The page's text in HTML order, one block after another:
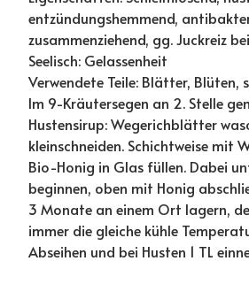
entzündungshemmend,
zusammenziehend, gg. Juckreiz
Seelisch: Gelassenheit
Verwendete Teile: Blätter, Blüten,
Im 9-Kräutersegen an 2. Stelle
Hustensirup: Wegerichblätter
kleinschneiden. Schichtweise mit
Bio-Honig in Glas füllen. Dabei
beginnen, oben mit Honig
3 Monate an einem Ort lagern,
immer die gleiche kühle
Abseihen und bei Husten 1 TL